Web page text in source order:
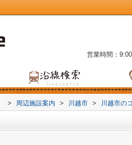
営業時間：
> 周辺施設案内 > 川越市 > 川越市の